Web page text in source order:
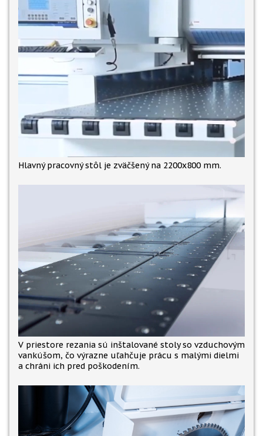
Hlavný pracovný stôl je zväčšený na 2200x800 mm.
V priestore rezania sú inštalované stoly so vzduchovým
vankúšom, čo výrazne uľahčuje prácu s malými dielmi
a chráni ich pred poškodením.